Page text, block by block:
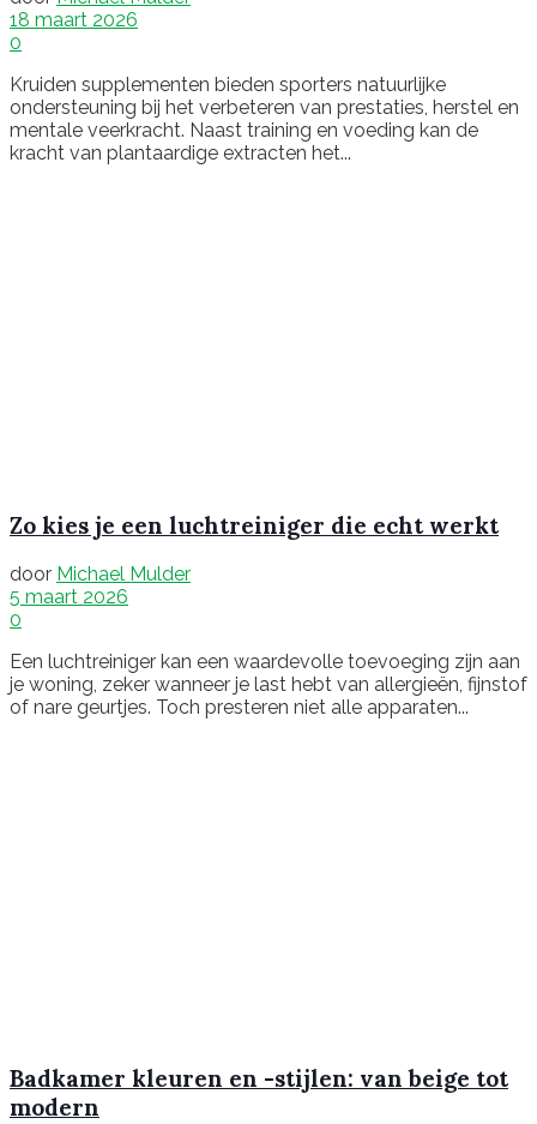
18 maart 2026
0
Kruiden supplementen bieden sporters natuurlijke
ondersteuning bij het verbeteren van prestaties, herstel en
mentale veerkracht. Naast training en voeding kan de
kracht van plantaardige extracten het...
Zo kies je een luchtreiniger die echt werkt
door Michael Mulder
5 maart 2026
0
Een luchtreiniger kan een waardevolle toevoeging zijn aan
je woning, zeker wanneer je last hebt van allergieën, fijnstof
of nare geurtjes. Toch presteren niet alle apparaten...
Badkamer kleuren en -stijlen: van beige tot
modern